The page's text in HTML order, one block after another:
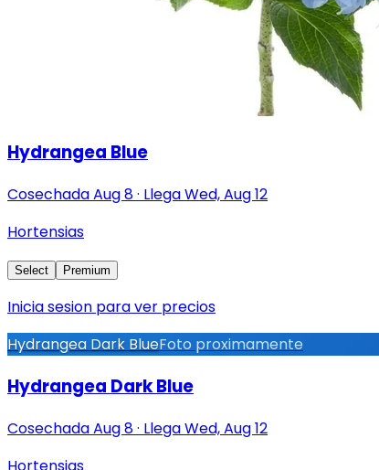
Hydrangea Blue
CosechadaAug 8· LlegaWed, Aug 12
Hortensias
Select Premium
Inicia sesion para ver precios
Hydrangea Dark BlueFoto proximamente
Hydrangea Dark Blue
CosechadaAug 8· LlegaWed, Aug 12
Hortensias